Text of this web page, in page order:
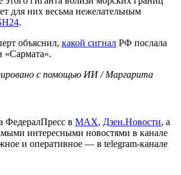
для них весьма нежелательным
.
объяснил, какой сигнал РФ послала
«Сармата».
с помощью ИИ / Маргарита
ФедералПресс в МАХ, Дзен.Новости, а
интересными новостями в канале
и оперативное — в telegram-канале